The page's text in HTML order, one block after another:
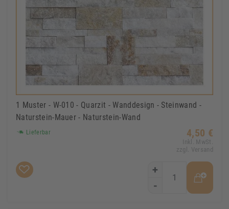
1 Muster - W-010 - Quarzit - Wanddesign - Steinwand -
Naturstein-Mauer - Naturstein-Wand
Lieferbar 4,50 €
Inkl. MwSt.
zzgl. Versand
+
-